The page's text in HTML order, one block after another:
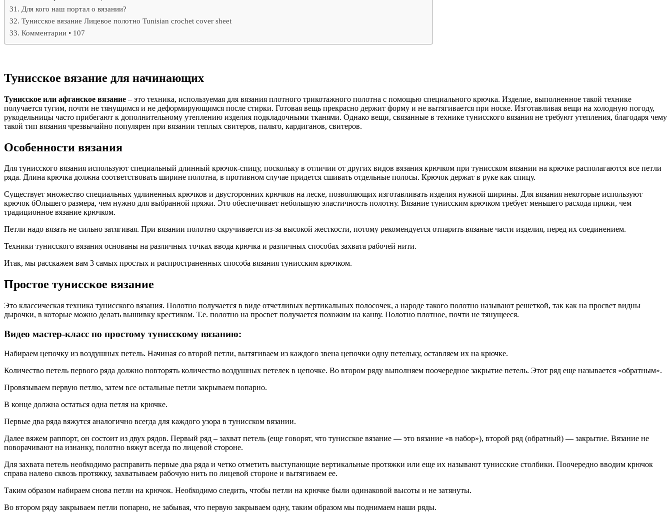
Для кого наш портал о вязании?
Тунисское вязание Лицевое полотно Tunisian crochet cover sheet
Комментарии • 107
Тунисское вязание для начинающих
Тунисское или афганское вязание – это техника, используемая для вязания плотного трикотажного полотна с помощью специального крючка. Изделие, выполненное такой технике
получается тугим, почти не тянущимся и не деформирующимся после стирки. Готовая вещь прекрасно держит форму и не вытягивается при носке. Изготавливая вещи на холодную погоду,
рукодельницы часто прибегают к дополнительному утеплению изделия подкладочными тканями. Однако вещи, связанные в технике тунисского вязания не требуют утепления, благодаря чему
такой тип вязания чрезвычайно популярен при вязании теплых свитеров, пальто, кардиганов, свитеров.
Особенности вязания
Для тунисского вязания используют специальный длинный крючок-спицу, поскольку в отличии от других видов вязания крючком при тунисском вязании на крючке располагаются все петли
ряда. Длина крючка должна соответствовать ширине полотна, в противном случае придется сшивать отдельные полосы. Крючок держат в руке как спицу.
Существует множество специальных удлиненных крючков и двусторонних крючков на леске, позволяющих изготавливать изделия нужной ширины. Для вязания некоторые используют
крючок бОльшего размера, чем нужно для выбранной пряжи. Это обеспечивает небольшую эластичность полотну. Вязание тунисским крючком требует меньшего расхода пряжи, чем
традиционное вязание крючком.
Петли надо вязать не сильно затягивая. При вязании полотно скручивается из-за высокой жесткости, потому рекомендуется отпарить вязаные части изделия, перед их соединением.
Техники тунисского вязания основаны на различных точках ввода крючка и различных способах захвата рабочей нити.
Итак, мы расскажем вам 3 самых простых и распространенных способа вязания тунисским крючком.
Простое тунисское вязание
Это классическая техника тунисского вязания. Полотно получается в виде отчетливых вертикальных полосочек, а народе такого полотно называют решеткой, так как на просвет видны
дырочки, в которые можно делать вышивку крестиком. Т.е. полотно на просвет получается похожим на канву. Полотно плотное, почти не тянущееся.
Видео мастер-класс по простому тунисскому вязанию:
Набираем цепочку из воздушных петель. Начиная со второй петли, вытягиваем из каждого звена цепочки одну петельку, оставляем их на крючке.
Количество петель первого ряда должно повторять количество воздушных петелек в цепочке. Во втором ряду выполняем поочередное закрытие петель. Этот ряд еще называется «обратным».
Провязываем первую петлю, затем все остальные петли закрываем попарно.
В конце должна остаться одна петля на крючке.
Первые два ряда вяжутся аналогично всегда для каждого узора в тунисском вязании.
Далее вяжем раппорт, он состоит из двух рядов. Первый ряд – захват петель (еще говорят, что тунисское вязание — это вязание «в набор»), второй ряд (обратный) — закрытие. Вязание не
поворачивают на изнанку, полотно вяжут всегда по лицевой стороне.
Для захвата петель необходимо расправить первые два ряда и четко отметить выступающие вертикальные протяжки или еще их называют тунисские столбики. Поочередно вводим крючок
справа налево сквозь протяжку, захватываем рабочую нить по лицевой стороне и вытягиваем ее.
Таким образом набираем снова петли на крючок. Необходимо следить, чтобы петли на крючке были одинаковой высоты и не затянуты.
Во втором ряду закрываем петли попарно, не забывая, что первую закрываем одну, таким образом мы поднимаем наши ряды.